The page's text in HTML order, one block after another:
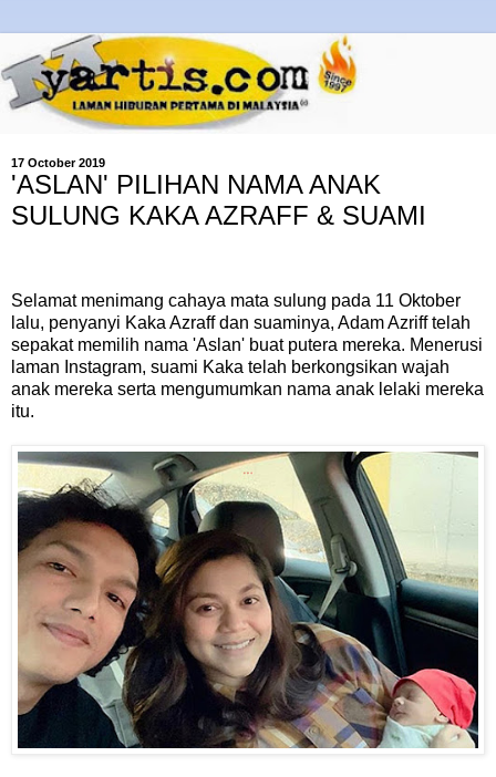
17 October 2019
'ASLAN' PILIHAN NAMA ANAK
SULUNG KAKA AZRAFF & SUAMI
Selamat menimang cahaya mata sulung pada 11 Oktober
lalu, penyanyi Kaka Azraff dan suaminya, Adam Azriff telah
sepakat memilih nama 'Aslan' buat putera mereka. Menerusi
laman Instagram, suami Kaka telah berkongsikan wajah
anak mereka serta mengumumkan nama anak lelaki mereka
itu.